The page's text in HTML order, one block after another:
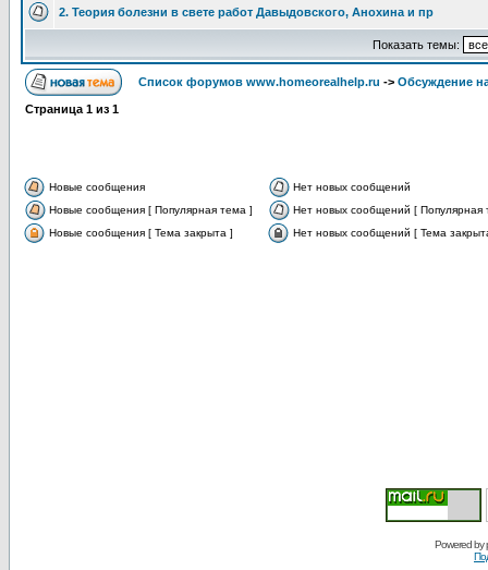
2. Теория болезни в свете работ Давыдовского, Анохина и пр
Показать темы:
Список форумов www.homeorealhelp.ru -> Обсуждение
Страница 1 из 1
Новые сообщения
Нет новых сообщений
Новые сообщения [ Популярная тема ]
Нет новых сообщений [ Популярная
Новые сообщения [ Тема закрыта ]
Нет новых сообщений [ Тема
Powered by